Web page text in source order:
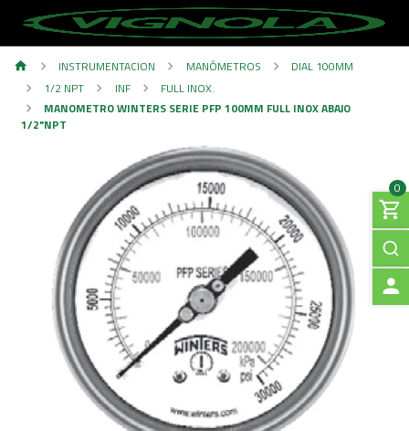
0
INSTRUMENTACION MANÓMETROS
DIAL 100MM
1/2 NPT
INF
FULL INOX.
MANOMETRO WINTERS SERIE PFP 100MM FULL INOX ABAJO
1/2"NPT